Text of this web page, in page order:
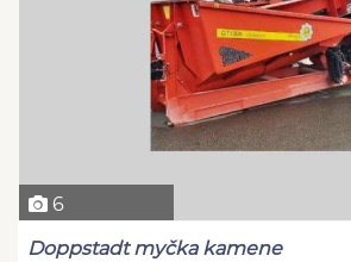
6
Doppstadt myčka kamene